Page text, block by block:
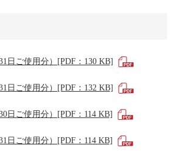
日ご使用分）[PDF：130 KB]
日ご使用分）[PDF：132 KB]
日ご使用分）[PDF：114 KB]
日ご使用分）[PDF：114 KB]